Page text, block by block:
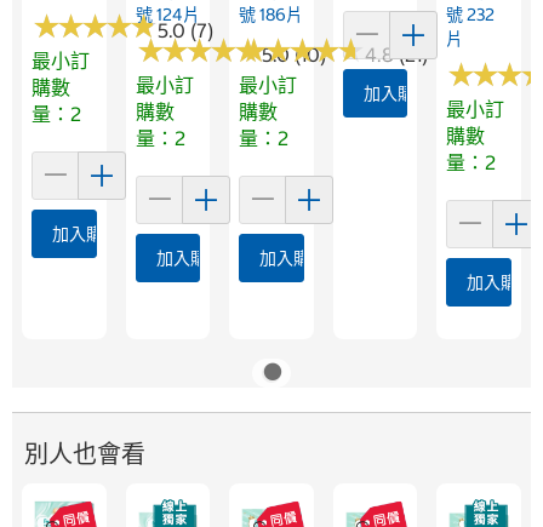
★★★★★
★★★★★5.0 (7)
最小訂
購數
量：2
加入購物車
號 124片
★★★★★
★★★★★5.0 (10)
最小訂
購數
量：2
加入購物車
號 186片
★★★★★
★★★★★4.8 (21)
最小訂
購數
量：2
加入購物車
加入購物車
號 232
片
★★★
★★★
最小訂
購數
量：2
加入購物
別人也會看